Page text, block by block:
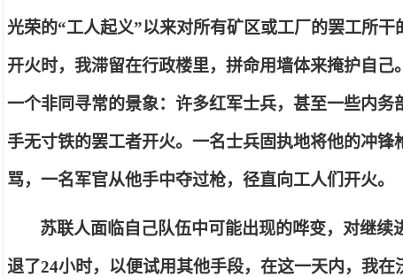
光荣的“工人起义”以来对所有矿区或工厂的罢工所干
开火时，我滞留在行政楼里，拼命用墙体来掩护自己
一个非同寻常的景象：许多红军士兵，甚至一些内务
手无寸铁的罢工者开火。一名士兵固执地将他的冲锋
骂，一名军官从他手中夺过枪，径直向工人们开火。
苏联人面临自己队伍中可能出现的哗变，对继续
退了24小时，以便试用其他手段，在这一天内，我在